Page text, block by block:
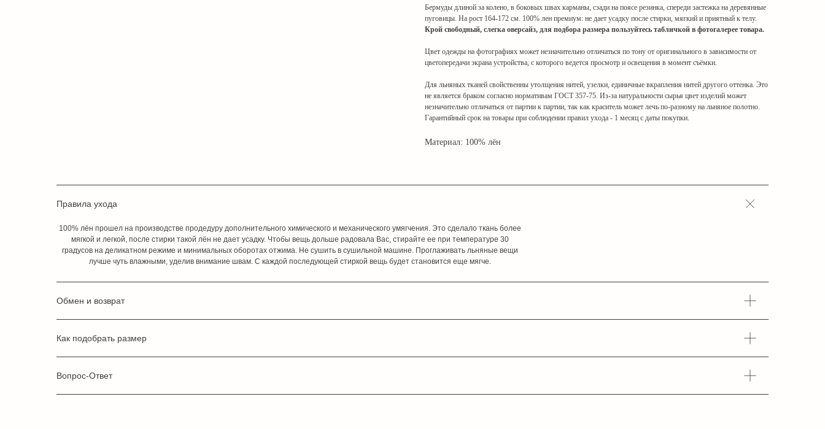
Бермуды длиной за колено, в боковых швах карманы, сзади на поясе резинка, спереди застежка на деревянные
пуговицы. На рост 164-172 см. 100% лен премиум: не дает усадку после стирки, мягкий и приятный к телу.
Крой свободный, слегка оверсайз, для подбора размера пользуйтесь табличкой в фотогалерее товара.
Цвет одежды на фотографиях может незначительно отличаться по тону от оригинального в зависимости от
цветопередачи экрана устройства, с которого ведется просмотр и освещения в момент съёмки.
Для льняных тканей свойственны утолщения нитей, узелки, единичные вкрапления нитей другого оттенка. Это
не является браком согласно нормативам ГОСТ 357-75. Из-за натуральности сырья цвет изделий может
незначительно отличаться от партии к партии, так как краситель может лечь по-разному на льняное полотно.
Гарантийный срок на товары при соблюдении правил ухода - 1 месяц с даты покупки.
Материал: 100% лён
Правила ухода
100% лён прошел на производстве продедуру дополнительного химического и механического умягчения. Это сделало ткань более
мягкой и легкой, после стирки такой лён не дает усадку. Чтобы вещь дольше радовала Вас, стирайте ее при температуре 30
градусов на деликатном режиме и минимальных оборотах отжима. Не сушить в сушильной машине. Проглаживать льняные вещи
лучше чуть влажными, уделив внимание швам. С каждой последующей стиркой вещь будет становится еще мягче.
Обмен и возврат
Как подобрать размер
Вопрос-Ответ